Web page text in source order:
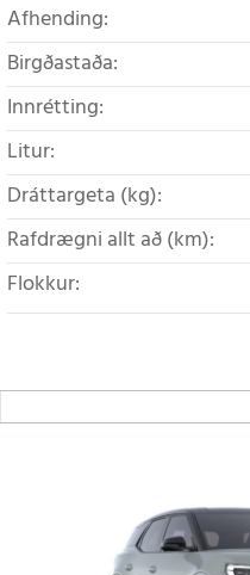
Afhending:
Birgðastaða:
Innrétting:
Litur:
Dráttargeta (kg):
Rafdrægni allt að (km):
Flokkur: